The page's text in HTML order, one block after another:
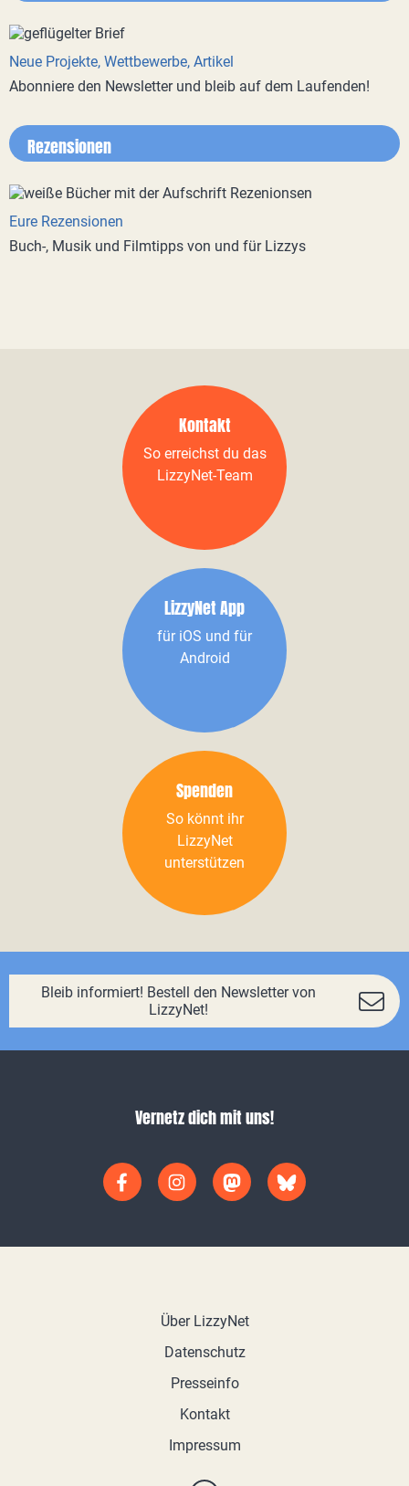
Neue Projekte, Wettbewerbe, Artikel
Abonniere den Newsletter und bleib auf dem Laufenden!
Rezensionen
Eure Rezensionen
Buch-, Musik und Filmtipps von und für Lizzys
Kontakt
So erreichst du das
LizzyNet-Team
LizzyNet App
für iOS und für
Android
Spenden
So könnt ihr
LizzyNet
unterstützen
Bleib informiert! Bestell den Newsletter von
LizzyNet!
Vernetz dich mit uns!
Über LizzyNet
Datenschutz
Presseinfo
Kontakt
Impressum